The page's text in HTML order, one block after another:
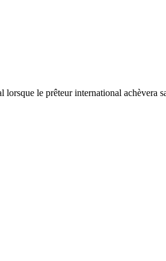
le prêteur international achèvera